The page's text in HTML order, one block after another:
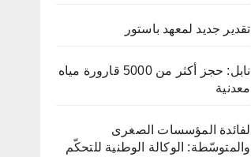
تقدير جديد لمعهد باستور
نابل: حجز أكثر من 5000 قارورة مياه
معدنية
لفائدة المؤسسات الصغرى
والمتوسّطة: الوكالة الوطنية للتحكّم